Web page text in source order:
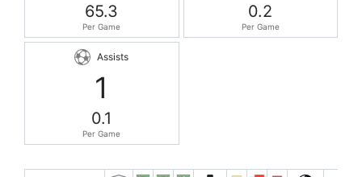
65.3
Per Game
0.2
Per Game
Assists
1
0.1
Per Game